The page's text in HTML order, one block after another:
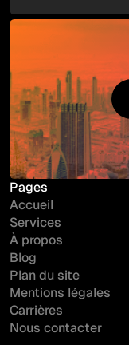
Pages
Accueil
Services
À propos
Blog
Plan du site
Mentions légales
Carrières
Nous contacter